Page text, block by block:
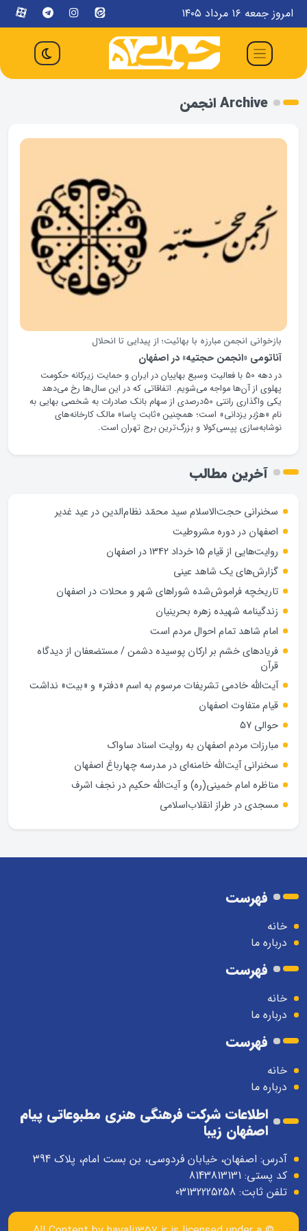
امروز جمعه ۱۶ مرداد ۱۴۰۵
Archive انجمن
بازخوانی انجمن مبارزه با بهائیت؛ از پیدایی تا انحلال
آناتومی «انجمن حجتیه» در اصفهان
در دهه 50 با فعالیت وسیع بهاییان در ایران و حمایت زیرکانه حکومت
پهلوی از آن‌ها مواجه می‌شویم. اتفاقاتی که در این سال‌ها رخ می‌دهد
یکی واگذاری رانتی 50درصدی از سهام بانک صادرات به شخصی بهایی به
نام «هژبر یزدانی» است؛ همچنین «ثابت پاسا» مالک کارخانه‌های
نوشابه‌سازی پپسی‌کولا و بزرگ‌ترین برج تهران است.
آخرین مطالب
سخنرانی حجت‌الاسلام سید محمّد نظام‌الدین در عید غدیر
اصفهان در دوره مشروطیت
روایت‌هایی از قیام 15 خرداد 1342 در اصفهان
گزارش‌های یک شاهد عینی
تاریخچه فراموش‌شده شوراهای شهر و محلات در اصفهان
زندگینامه شهيده زهره بحرينيان
امام شاهد تمام احوال مردم است
فریادهای خشم بر ارکان پوسیده دشمن / مستضعفان از دیدگاه
قرآن
آیت‌الله خادمی تشریفات مرسوم به اسم «دفتر» و «بیت» نداشت
قیام متفاوت اصفهان
حوالی 57
مبارزات مردم اصفهان به روایت اسناد ساواک
سخنرانی آیت‌الله خامنه‌ای در مدرسه چهارباغ اصفهان
مناظره امام خمینی(ره) و آیت‌الله حکیم در نجف اشرف
مسجدی در طراز انقلاب‌اسلامی
فهرست
خانه
درباره ما
فهرست
خانه
درباره ما
فهرست
خانه
درباره ما
اطلاعات شرکت فرهنگی هنری مطبوعاتی پیام
اصفهان زیبا
آدرس: اصفهان، خیابان فردوسی، بن بست امام، پلاک 394
کد پستی: 8143813131
تلفن ثابت: 03132225258